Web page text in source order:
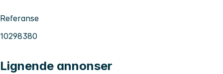
Referanse
10298380
Lignende annonser